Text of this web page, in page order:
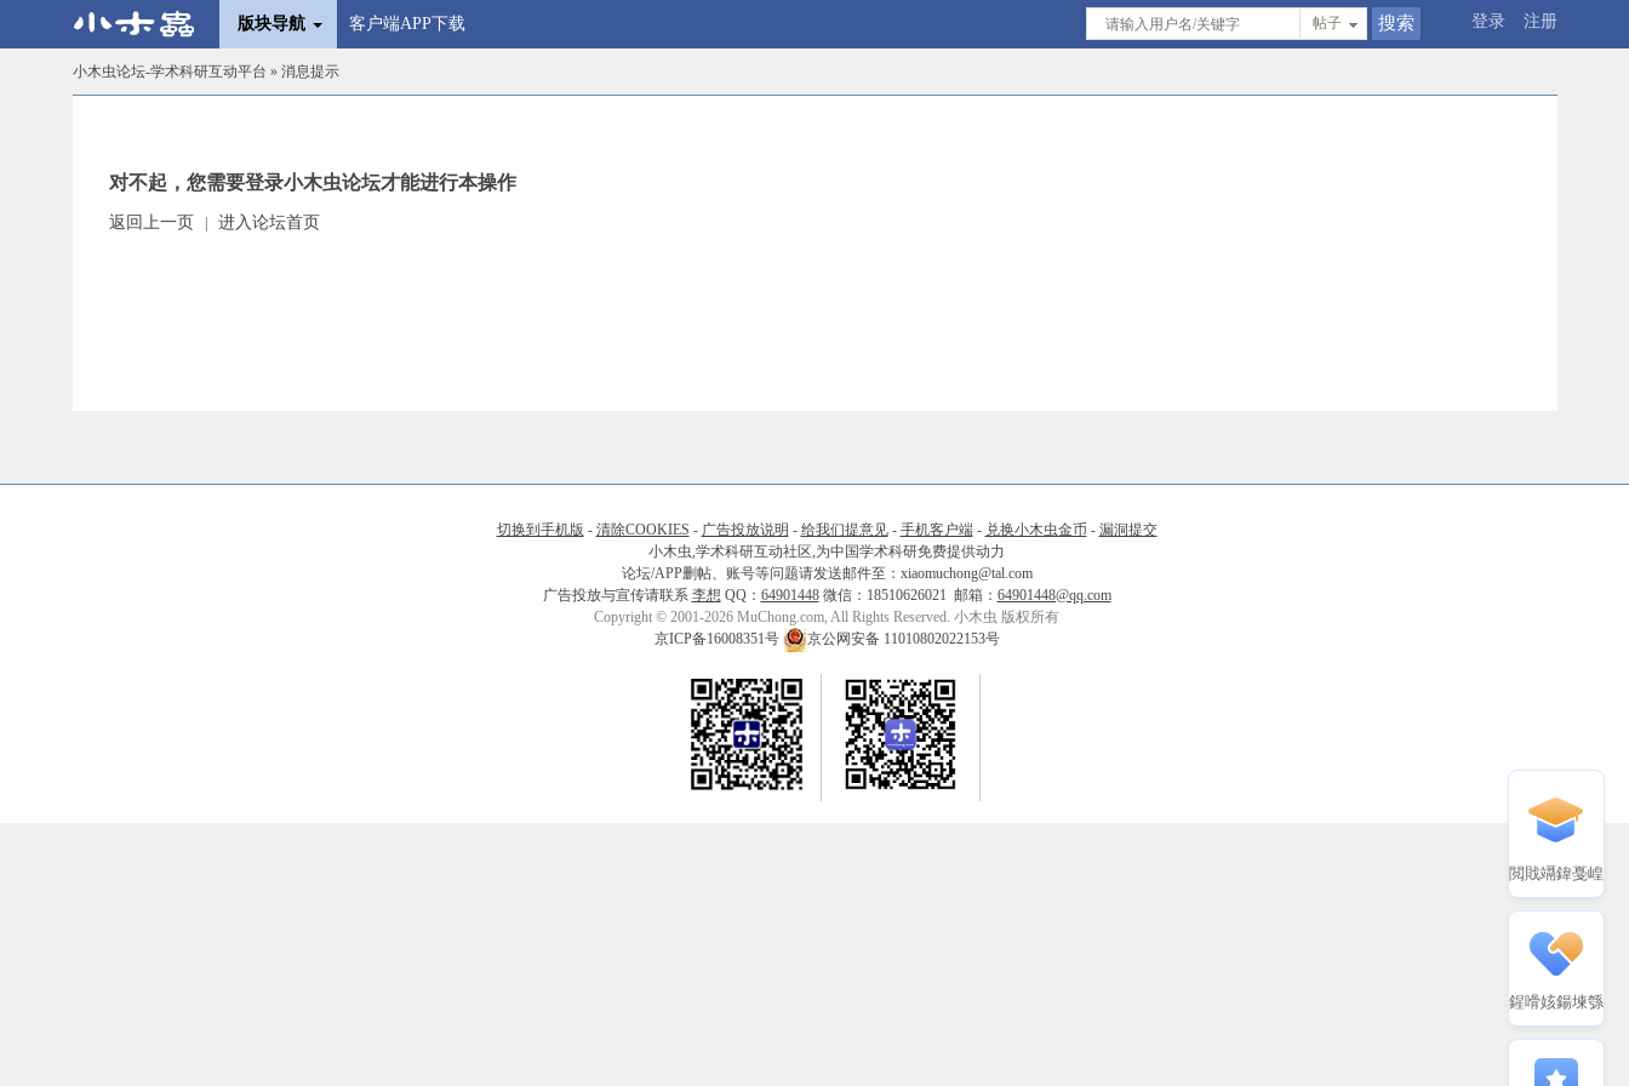
版块导航 客户端APP下载 登录 注册
帖子
小木虫论坛-学术科研互动平台 » 消息提示
对不起，您需要登录小木虫论坛才能进行本操作
返回上一页 进入论坛首页
切换到手机版 - 清除COOKIES - 广告投放说明 - 给我们提意见- 手机客户端- 兑换小木虫金币 - 漏洞提交
小木虫,学术科研互动社区,为中国学术科研免费提供动力
论坛/APP删帖、账号等问题请发送邮件至：xiaomuchong@tal.com
广告投放与宣传请联系 李想 QQ： 64901448微信：18510626021 邮箱： 64901448@qq.com
Copyright © 2001-2026 MuChong.com, All Rights Reserved. 小木虫 版权所有
京ICP备16008351号
京公网安备 11010802022153号
閲戝竵鍏戞崲
鍟嗗姟鍚堜綔